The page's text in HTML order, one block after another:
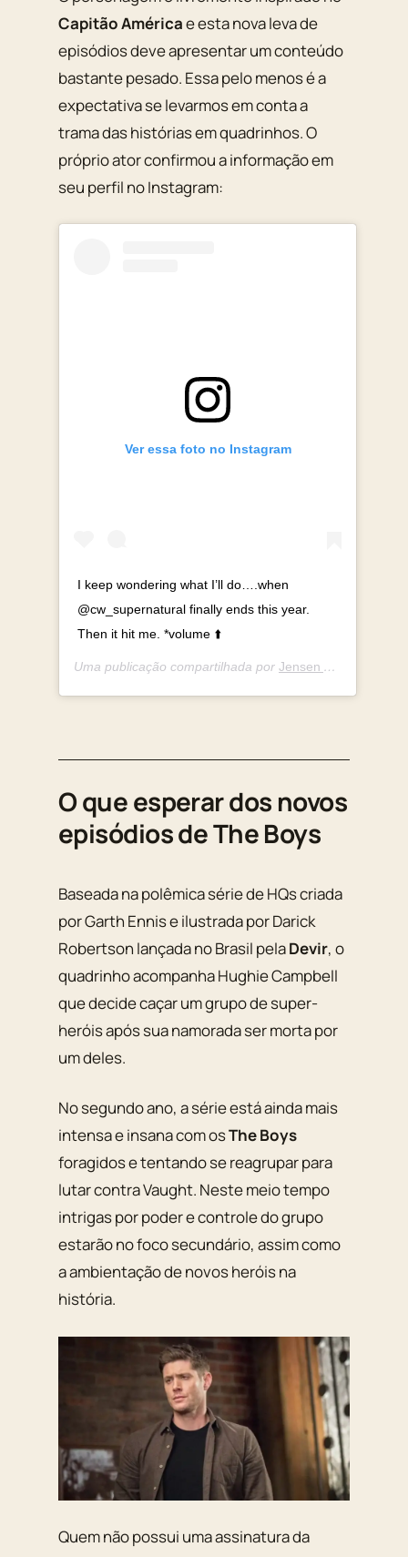
Capitão Américae esta nova leva de
episódios deve apresentar um conteúdo
bastante pesado. Essa pelo menos é a
expectativa se levarmos em conta a
trama das histórias em quadrinhos. O
próprio ator confirmou a informação em
seu perfil no Instagram:
Ver essa foto no Instagram
I keep wondering what I’ll do….when
@cw_supernatural finally ends this year.
Then it hit me. *volume ⬆️
Uma publicação compartilhada por Jensen Ackles
O que esperar dos novos
episódios de The Boys
Baseada na polêmica série de HQs criada
porGarth Ennise ilustrada porDarick
Robertson lançada no Brasil pelaDevir, o
quadrinho acompanhaHughie Campbell
que decide caçar um grupo de super-
heróis após sua namorada ser morta por
um deles.
No segundo ano, a série está ainda mais
intensa e insana com osThe Boys
foragidos e tentando se reagrupar para
lutar contra Vaught. Neste meio tempo
intrigas por poder e controle do grupo
estarão no foco secundário, assim como
a ambientação de novos heróis na
história.
Quem não possui uma assinatura da